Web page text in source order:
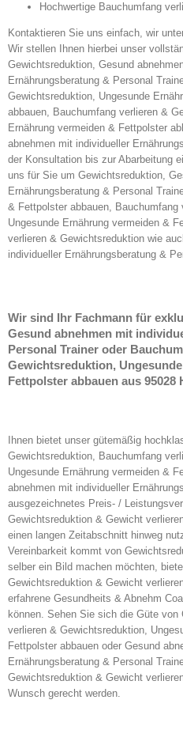
Hochwertige Bauchumfang
Kontaktieren Sie uns einfach, wir
Wir stellen Ihnen hierbei unser
Gewichtsreduktion, Gesund
Ernährungsberatung & Personal
Gewichtsreduktion, Ungesunde
abbauen, Bauchumfang verlieren &
Ernährung vermeiden & Fettpolster
abnehmen mit individueller
der Konsultation bis zur Abarbeitung
uns für Sie um Gewichtsreduktion,
Ernährungsberatung & Personal
& Fettpolster abbauen,
Ungesunde Ernährung vermeiden &
verlieren & Gewichtsreduktion wie
individueller Ernährungsberatung &
Wir sind Ihr Fachmann für
Gesund abnehmen mit
Personal Trainer oder
Gewichtsreduktion,
Fettpolster abbauen aus 95028
Ihnen bietet unser gütemäßig
Gewichtsreduktion, Bauchumfang
Ungesunde Ernährung vermeiden &
abnehmen mit individueller
ausgezeichnetes Preis- /
Gewichtsreduktion & Gewicht
einen langen Zeitabschnitt hinweg
Vereinbarkeit kommt von
selber ein Bild machen möchten,
Gewichtsreduktion & Gewicht
erfahrene Gesundheits & Abnehm
können. Sehen Sie sich die Güte
verlieren & Gewichtsreduktion,
Fettpolster abbauen oder Gesund
Ernährungsberatung & Personal
Gewichtsreduktion & Gewicht
Wunsch gerecht werden.